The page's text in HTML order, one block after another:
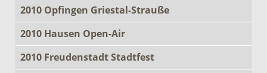
2010 Opfingen Griestal-Strauße
2010 Hausen Open-Air
2010 Freudenstadt Stadtfest